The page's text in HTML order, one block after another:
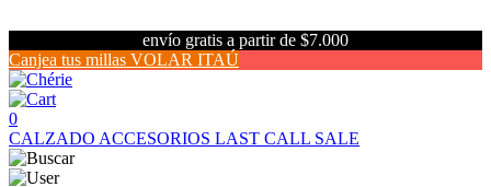
envío gratis a partir de $7.000
Canjea tus millas VOLAR ITAÚ
0
CALZADO ACCESORIOS LAST CALL SALE